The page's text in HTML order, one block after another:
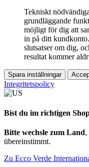
Tekniskt
grundläggande
möjligt för dig att
in på ditt
slutsatser om dig,
resultat kommer
Spara inställningar
Integritetspolicy
Bist du im richtigen
Bitte wechsle zum Land,
übereinstimmt.
Zu Ecco Verde